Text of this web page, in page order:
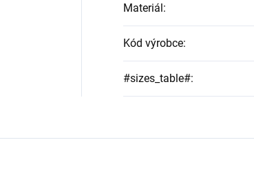
Materiál:
Kód výrobce:
#sizes_table#: